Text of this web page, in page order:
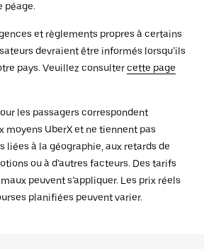
péage.
et règlements propres à certains
devraient être informés lorsqu’ils
pays. Veuillez consultercette page
les passagers correspondent
moyens UberX et ne tiennent pas
liées à la géographie, aux retards de
ou à d’autres facteurs. Des tarifs
peuvent s’appliquer. Les prix réels
planifiées peuvent varier.